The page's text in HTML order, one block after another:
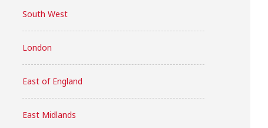
South West
London
East of England
East Midlands